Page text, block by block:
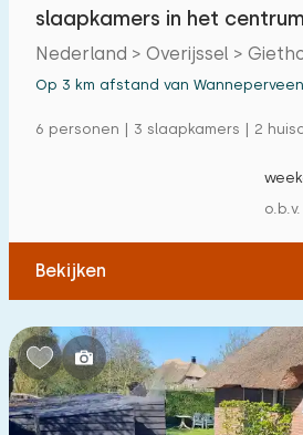
slaapkamers in het
Nederland > Overijssel >
Op 3 km afstand van Wanneperveen
6 personen | 3 slaapkamers | 2
Bekijken